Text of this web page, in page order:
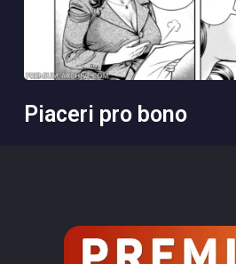
piaceri pro bono